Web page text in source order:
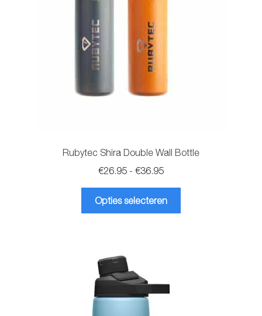
Rubytec Shira Double Wall Bottle
€26.95 - €36.95Prijsklasse:
tot
€36.95
Opties selecteren